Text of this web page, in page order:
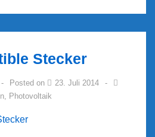
Stecker
Posted on
23. Juli 2014
, Photovoltaik